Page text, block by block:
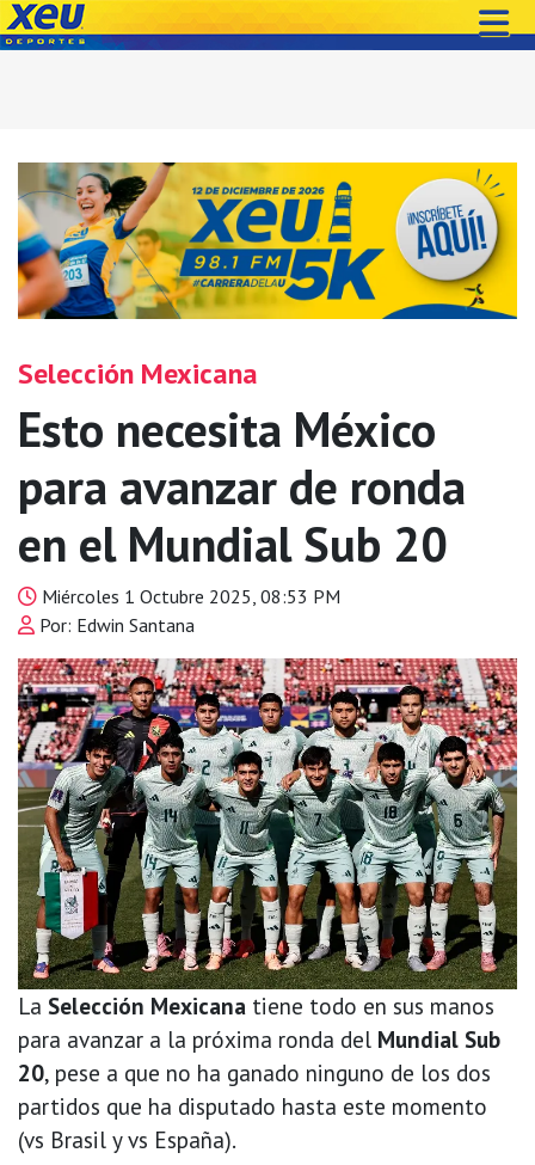
Selección Mexicana
Esto necesita México
para avanzar de ronda
en el Mundial Sub 20
Miércoles 1 Octubre 2025, 08:53 PM
Por: Edwin Santana
La Selección Mexicana tiene todo en sus manos
para avanzar a la próxima ronda del Mundial Sub
20, pese a que no ha ganado ninguno de los dos
partidos que ha disputado hasta este momento
(vs Brasil y vs España).